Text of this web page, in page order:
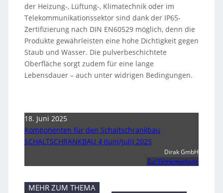
der Heizung-, Lüftung-, Klimatechnik oder im
Telekommunikationssektor sind dank der IP65-
Zertifizierung nach DIN EN60529 möglich, denn die
Produkte gewährleisten eine hohe Dichtigkeit gegen
Staub und Wasser. Die pulverbeschichtete
Oberfläche sorgt zudem für eine lange
Lebensdauer – auch unter widrigen Bedingungen.
18. Juni 2025
Komponenten für den Schaltschrankbau
SCHALTSCHRANKBAU 4 (Juni/Juli) 2025
Dirak GmbH
Zur Firmenwebsite
MEHR ZUM THEMA